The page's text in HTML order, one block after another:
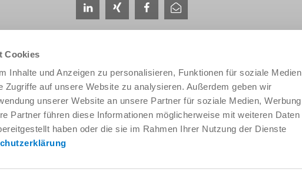
Cookies
Inhalte und Anzeigen zu personalisieren, Funktionen für soziale Medien
Zugriffe auf unsere Website zu analysieren. Außerdem geben wir
unserer Website an unsere Partner für soziale Medien, Werbung
Partner führen diese Informationen möglicherweise mit weiteren Daten
haben oder die sie im Rahmen Ihrer Nutzung der Dienste
Service & contact
Formulaire de contact
Qui sommes-nous